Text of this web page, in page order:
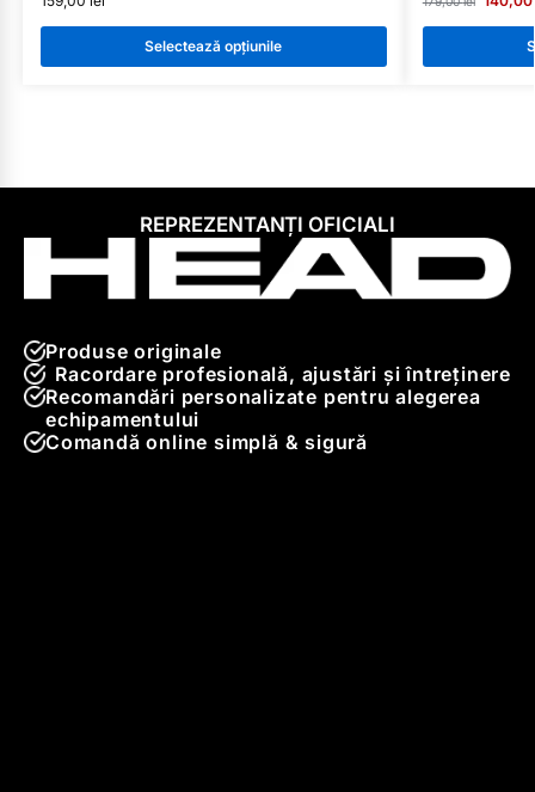
Selectează opțiunile
REPREZENTANȚI OFICIALI
Produse originale
Racordare profesională, ajustări și întreținere
Recomandări personalizate pentru alegerea
echipamentului
Comandă online simplă & sigură